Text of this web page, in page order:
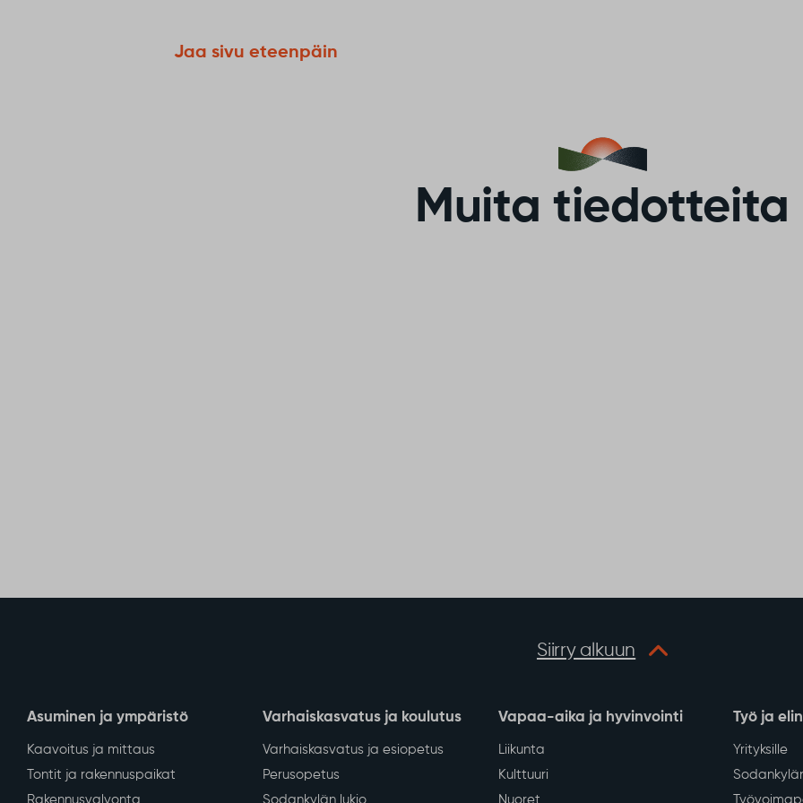
Jaa sivu eteenpäin
Muita tiedotteita
Siirry alkuun
Asuminen ja ympäristö
Kaavoitus ja mittaus
Tontit ja rakennuspaikat
Rakennusvalvonta
Varhaiskasvatus ja koulutus
Varhaiskasvatus ja esiopetus
Perusopetus
Sodankylän lukio
Vapaa-aika ja hyvinvointi
Liikunta
Kulttuuri
Nuoret
Työ ja
Yrityksille